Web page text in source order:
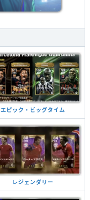
エピック・ビッグタイム
レジェンダリー